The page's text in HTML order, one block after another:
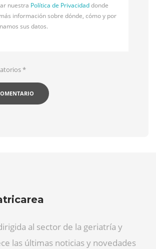
nuestra Política de Privacidaddonde
información sobre dónde, cómo y por
sus datos.
*
al sector de la geriatría y
las últimas noticias y novedades